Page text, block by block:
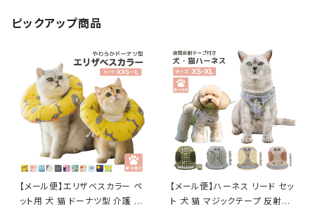
ピックアップ商品
【メール便】エリザベスカラー ペ
ット用 犬 猫 ドーナツ型 介護 ク
【メール便】ハーネス リード セッ
ト 犬 猫 マジックテープ 反射テ